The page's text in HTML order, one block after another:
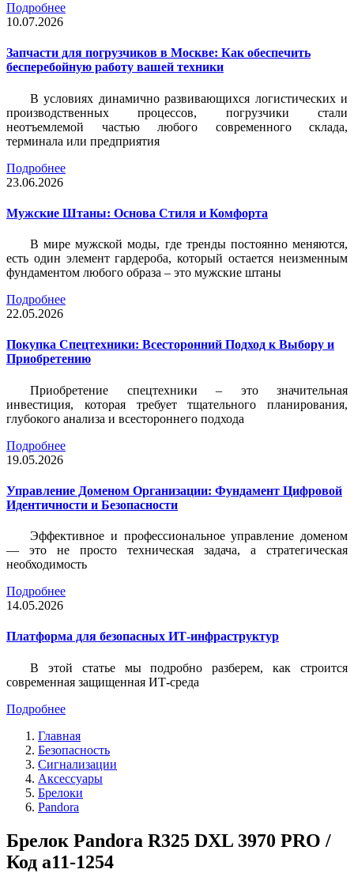
Подробнее
10.07.2026
Запчасти для погрузчиков в Москве: Как обеспечить
бесперебойную работу вашей техники
В условиях динамично развивающихся логистических и
производственных процессов, погрузчики стали
неотъемлемой частью любого современного склада,
терминала или предприятия
Подробнее
23.06.2026
Мужские Штаны: Основа Стиля и Комфорта
В мире мужской моды, где тренды постоянно меняются,
есть один элемент гардероба, который остается неизменным
фундаментом любого образа – это мужские штаны
Подробнее
22.05.2026
Покупка Спецтехники: Всесторонний Подход к Выбору и
Приобретению
Приобретение спецтехники – это значительная
инвестиция, которая требует тщательного планирования,
глубокого анализа и всестороннего подхода
Подробнее
19.05.2026
Управление Доменом Организации: Фундамент Цифровой
Идентичности и Безопасности
Эффективное и профессиональное управление доменом
— это не просто техническая задача, а стратегическая
необходимость
Подробнее
14.05.2026
Платформа для безопасных ИТ-инфраструктур
В этой статье мы подробно разберем, как строится
современная защищенная ИТ-среда
Подробнее
Главная
Безопасность
Сигнализации
Аксессуары
Брелоки
Pandora
Брелок Pandora R325 DXL 3970 PRO /
Код a11-1254